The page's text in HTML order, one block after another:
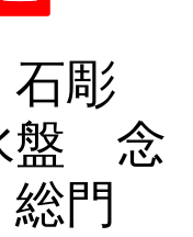
彫
念
門